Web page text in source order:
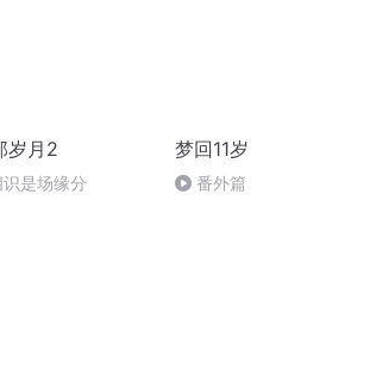
岁月2
是场缘分
梦回11岁
番外篇